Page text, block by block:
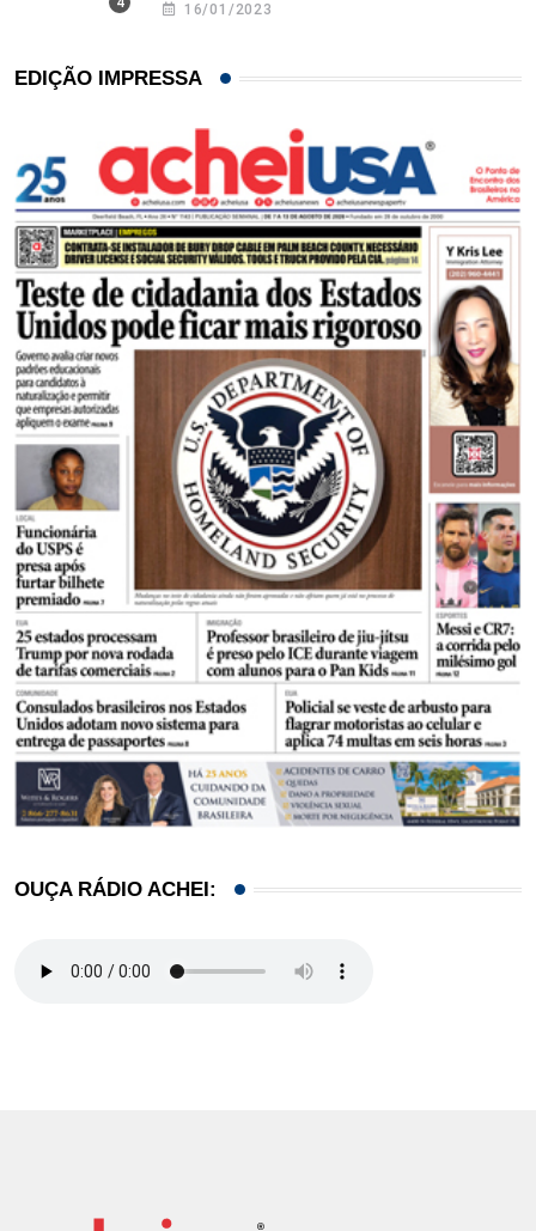
16/01/2023
EDIÇÃO IMPRESSA
OUÇA RÁDIO ACHEI: